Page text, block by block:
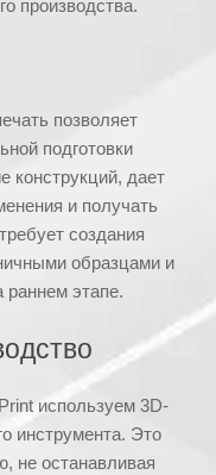
производства.
позволяет
подготовки
конструкций, дает
и получать
создания
образцами и
раннем этапе.
используем 3D-
инструмента. Это
не останавливая